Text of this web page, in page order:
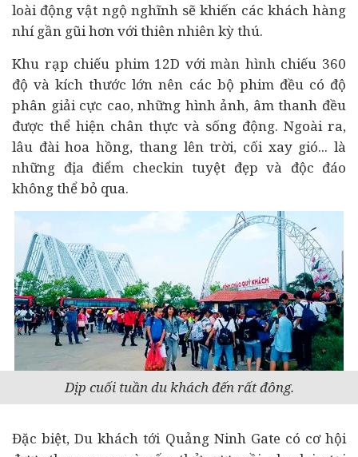
loài động vật ngộ nghĩnh sẽ khiến các khách hàng
nhí gần gũi hơn với thiên nhiên kỳ thú.
Khu rạp chiếu phim 12D với màn hình chiếu 360
độ và kích thước lớn nên các bộ phim đều có độ
phân giải cực cao, những hình ảnh, âm thanh đều
được thể hiện chân thực và sống động. Ngoài ra,
lâu đài hoa hồng, thang lên trời, cối xay gió... là
những địa điểm checkin tuyệt đẹp và độc đáo
không thể bỏ qua.
Dịp cuối tuần du khách đến rất đông.
Đặc biệt, Du khách tới Quảng Ninh Gate có cơ hội